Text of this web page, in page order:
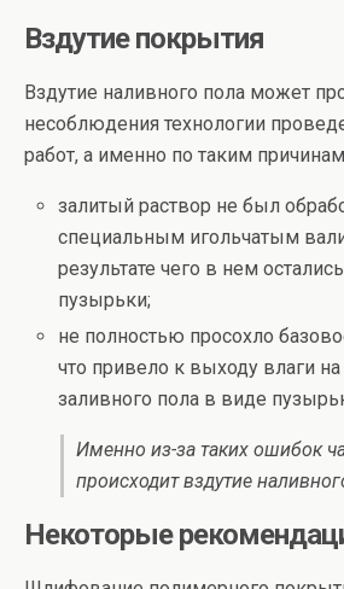
Вздутие покрытия
Вздутие наливного пола может
несоблюдения технологии
работ, а именно по таким
залитый раствор не был
специальным игольчатым
результате чего в нем
пузырьки;
не полностью просохло
что привело к выходу влаги
заливного пола в виде
Именно из-за таких ошибок
происходит вздутие
Некоторые